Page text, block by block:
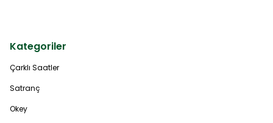
Kategoriler
Çarklı Saatler
Satranç
Okey